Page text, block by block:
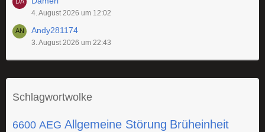
4. August 2026 um 12:02
Andy281174
3. August 2026 um 22:43
Schlagwortwolke
6600 AEG Allgemeine Störung Brüheinheit